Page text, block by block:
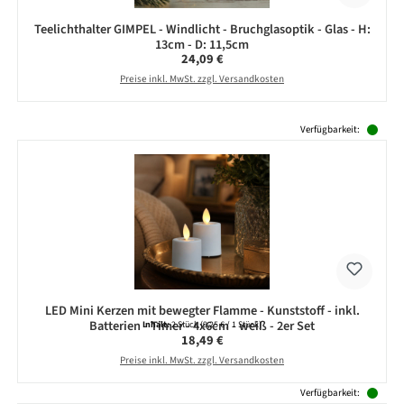
Teelichthalter GIMPEL - Windlicht - Bruchglasoptik - Glas - H:
13cm - D: 11,5cm
Regulärer Preis:
24,09 €
Preise inkl. MwSt. zzgl. Versandkosten
Verfügbarkeit:
LED Mini Kerzen mit bewegter Flamme - Kunststoff - inkl.
Batterien - Timer - 4x6cm - weiß - 2er Set
Inhalt:2 Stück(9,25 € / 1 Stück)
Regulärer Preis:
18,49 €
Preise inkl. MwSt. zzgl. Versandkosten
Verfügbarkeit: